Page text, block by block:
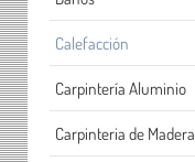
Calefacción
Carpintería Aluminio
Carpinteria de Madera